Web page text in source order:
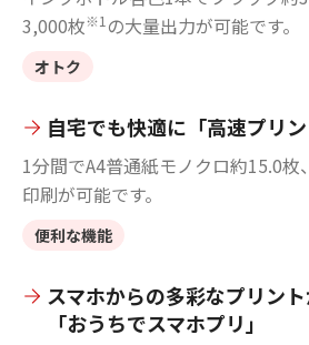
3,000枚※1 の大量出力が可能です。
オトク
自宅でも快適に「高速プリン
1分間でA4普通紙モノクロ約15.0枚
印刷が可能です。
便利な機能
スマホからの多彩なプリン
「おうちでスマホプリ」